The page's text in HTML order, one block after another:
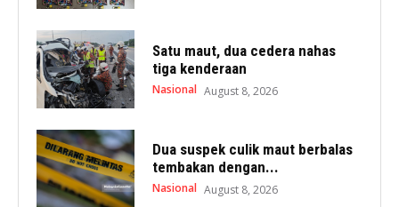
Satu maut, dua cedera nahas
tiga kenderaan
Nasional August 8, 2026
Dua suspek culik maut berbalas
tembakan dengan...
Nasional August 8, 2026